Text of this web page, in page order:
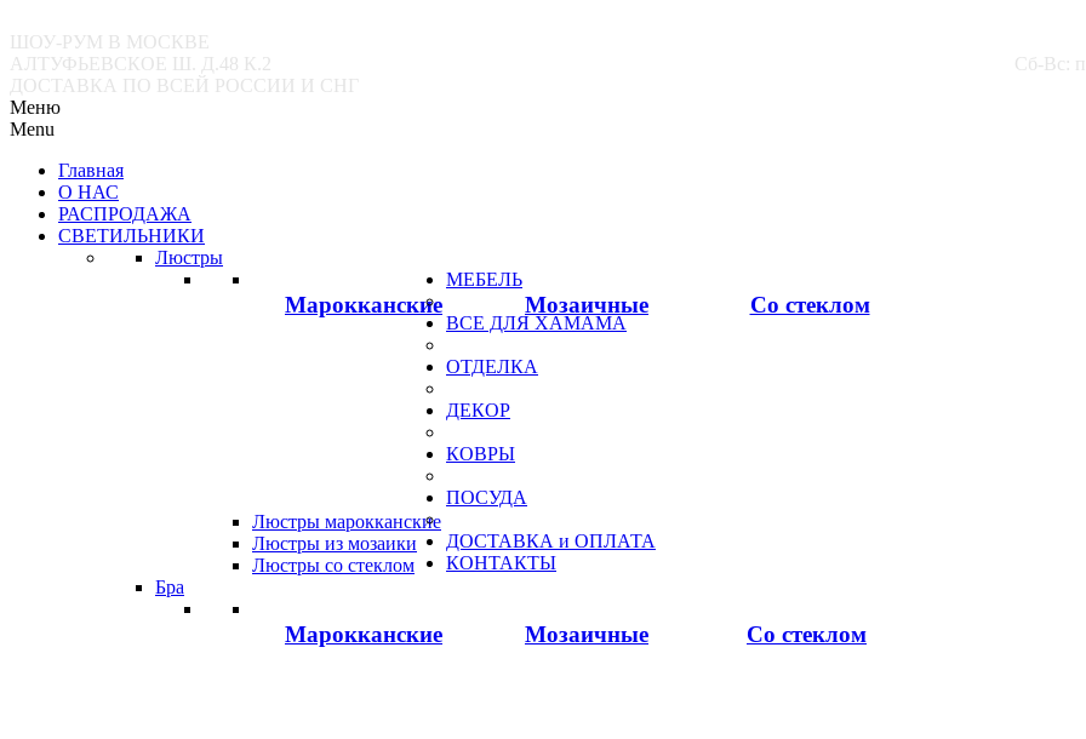
Сб-Вс:
ШОУ-РУМ В МОСКВЕ
АЛТУФЬЕВСКОЕ Ш. Д.48 К.2
ДОСТАВКА ПО ВСЕЙ РОССИИ И СНГ
Меню
Menu
Главная
О НАС
РАСПРОДАЖА
СВЕТИЛЬНИКИ
Люстры
Марокканские Мозаичные Со стеклом
Люстры марокканские
Люстры из мозаики
Люстры со стеклом
Бра
Марокканские Мозаичные Со стеклом
МЕБЕЛЬ
ВСЕ ДЛЯ ХАМАМА
ОТДЕЛКА
ДЕКОР
КОВРЫ
ПОСУДА
ДОСТАВКА и ОПЛАТА
КОНТАКТЫ